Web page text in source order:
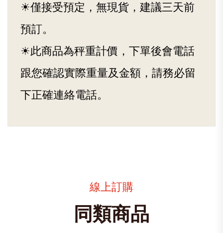
☀僅接受預定，無現貨，建議三天前
預訂。
☀此商品為秤重計價，下單後會電話
跟您確認實際重量及金額，請務必留
下正確連絡電話。
線上訂購
同類商品